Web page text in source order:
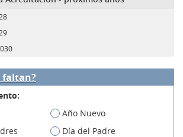
faltan?
Año Nuevo
Día del Padre